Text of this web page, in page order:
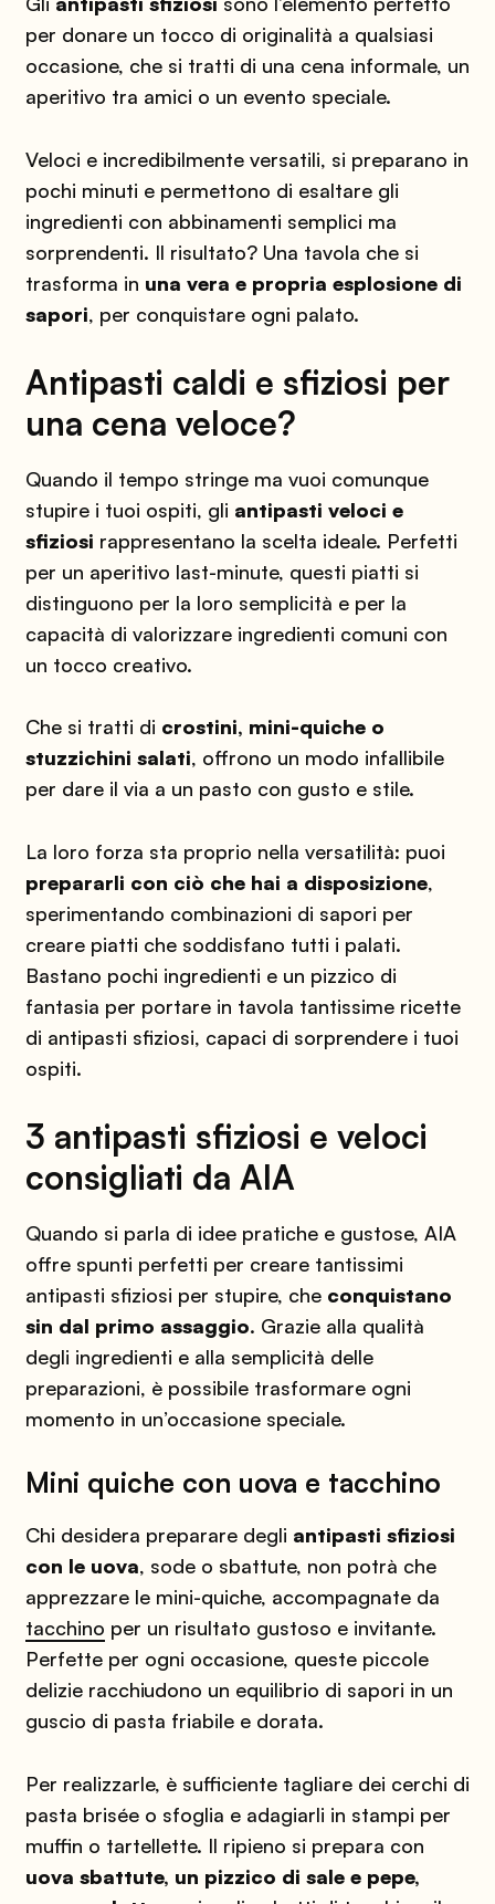
per donare un tocco di originalità a qualsiasi
occasione, che si tratti di una cena informale, un
aperitivo tra amici o un evento speciale.
Veloci e incredibilmente versatili, si preparano in
pochi minuti e permettono di esaltare gli
ingredienti con abbinamenti semplici ma
sorprendenti. Il risultato? Una tavola che si
trasforma in una vera e propria esplosione di
sapori, per conquistare ogni palato.
Antipasti caldi e sfiziosi per
una cena veloce?
Quando il tempo stringe ma vuoi comunque
stupire i tuoi ospiti, gli antipasti veloci e
sfiziosi rappresentano la scelta ideale. Perfetti
per un aperitivo last-minute, questi piatti si
distinguono per la loro semplicità e per la
capacità di valorizzare ingredienti comuni con
un tocco creativo.
Che si tratti di crostini, mini-quiche o
stuzzichini salati, offrono un modo infallibile
per dare il via a un pasto con gusto e stile.
La loro forza sta proprio nella versatilità: puoi
prepararli con ciò che hai a disposizione,
sperimentando combinazioni di sapori per
creare piatti che soddisfano tutti i palati.
Bastano pochi ingredienti e un pizzico di
fantasia per portare in tavola tantissime ricette
di antipasti sfiziosi, capaci di sorprendere i tuoi
ospiti.
3 antipasti sfiziosi e veloci
consigliati da AIA
Quando si parla di idee pratiche e gustose, AIA
offre spunti perfetti per creare tantissimi
antipasti sfiziosi per stupire, che conquistano
sin dal primo assaggio. Grazie alla qualità
degli ingredienti e alla semplicità delle
preparazioni, è possibile trasformare ogni
momento in un’occasione speciale.
Mini quiche con uova e tacchino
Chi desidera preparare degli antipasti sfiziosi
con le uova, sode o sbattute, non potrà che
apprezzare le mini-quiche, accompagnate da
tacchino per un risultato gustoso e invitante.
Perfette per ogni occasione, queste piccole
delizie racchiudono un equilibrio di sapori in un
guscio di pasta friabile e dorata.
Per realizzarle, è sufficiente tagliare dei cerchi di
pasta brisée o sfoglia e adagiarli in stampi per
muffin o tartellette. Il ripieno si prepara con
uova sbattute, un pizzico di sale e pepe,